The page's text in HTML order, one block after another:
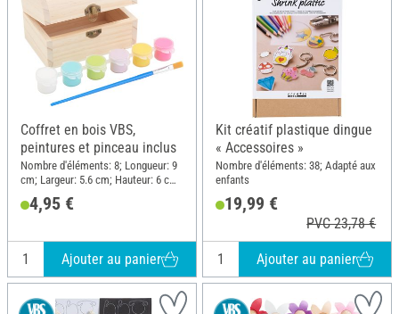
Coffret en bois VBS,
peintures et pinceau inclus
Nombre d'éléments: 8; Longueur: 9
cm; Largeur: 5.6 cm; Hauteur: 6 cm;
4,95 €
Ajouter au panier
Kit créatif plastique dingue
« Accessoires »
Nombre d'éléments: 38; Adapté aux
enfants
19,99 €
PVC 23,78 €
Ajouter au panier